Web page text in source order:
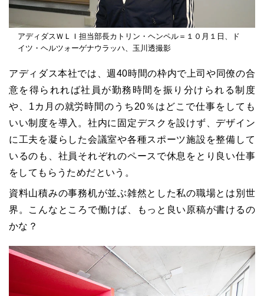
アディダスＷＬＩ担当部長カトリン・ヘンペル＝１０月１日、ド
イツ・ヘルツォーゲナウラッハ、玉川透撮影
アディダス本社では、週40時間の枠内で上司や同僚の合
意を得られれば社員が勤務時間を振り分けられる制度
や、 1カ月の就労時間のうち20 ％はどこで仕事をしても
いい制度を導入。社内に固定デスクを設けず、デザイン
に工夫を凝らした会議室や各種スポーツ施設を整備して
いるのも、社員それぞれのペースで休息をとり良い仕事
をしてもらうためだという。
資料山積みの事務机が並ぶ雑然とした私の職場とは別世
界。こんなところで働けば、もっと良い原稿が書けるの
かな？